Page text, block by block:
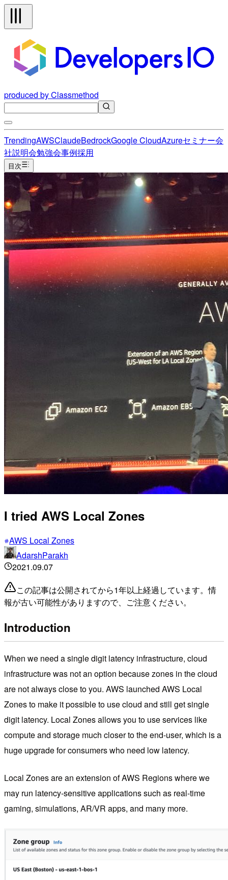
produced by Classmethod
TrendingAWSClaudeBedrockGoogle CloudAzureセミナー会
社説明会勉強会事例採用
目次
I tried AWS Local Zones
AWS Local Zones
AdarshParakh
2021.09.07
この記事は公開されてから1年以上経過しています。情
報が古い可能性がありますので、ご注意ください。
Introduction
When we need a single digit latency infrastructure, cloud
infrastructure was not an option because zones in the cloud
are not always close to you. AWS launched AWS Local
Zones to make it possible to use cloud and still get single
digit latency. Local Zones allows you to use services like
compute and storage much closer to the end-user, which is a
huge upgrade for consumers who need low latency.
Local Zones are an extension of AWS Regions where we
may run latency-sensitive applications such as real-time
gaming, simulations, AR/VR apps, and many more.